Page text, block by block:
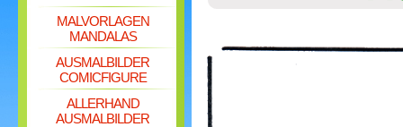
MALVORLAGEN
MANDALAS
AUSMALBILDER
COMICFIGURE
ALLERHAND
AUSMALBILDER